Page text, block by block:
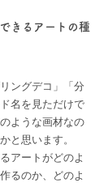
きるアートの種
ングデコ」「分
名を見ただけで
ような画材なの
と思います。
アートがどのよ
るのか、どのよ